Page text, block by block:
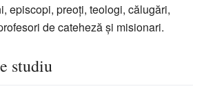
episcopi, preoți, teologi, călugări,
de cateheză și misionari.
studiu